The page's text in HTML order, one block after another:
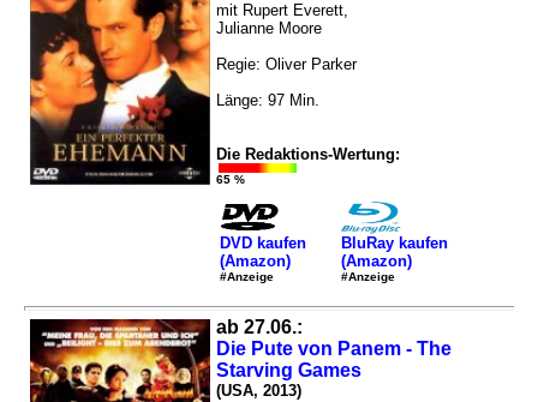
mit Rupert Everett,
Julianne Moore
Regie: Oliver Parker
Länge: 97 Min.
Die Redaktions-Wertung:
65 %
DVD kaufen
(Amazon)
#Anzeige
BluRay kaufen
(Amazon)
#Anzeige
ab 27.06.:
Die Pute von Panem - The
Starving Games
(USA, 2013)